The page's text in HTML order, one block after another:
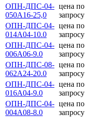
ОПН-ДПС-04-
050А16-25,0
цена по
запросу
ОПН-ДПС-04-
014А04-10.0
цена по
запросу
ОПН-ДПС-04-
006А06-9.0
цена по
запросу
ОПН-ДПС-08-
062А24-20.0
цена по
запросу
ОПН-ДПС-04-
016А04-9.0
цена по
запросу
ОПН-ДПС-04-
004А08-8.0
цена по
запросу